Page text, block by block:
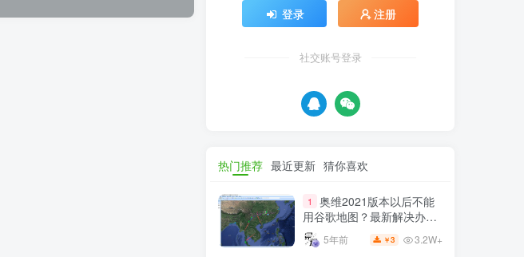
登录 注册
社交账号登录
热门推荐 最近更新 猜你喜欢
1
奥维2021版本以后不能
用谷歌地图？最新解决办法
苹果安卓电脑
5年前 ￥3 3.2W+